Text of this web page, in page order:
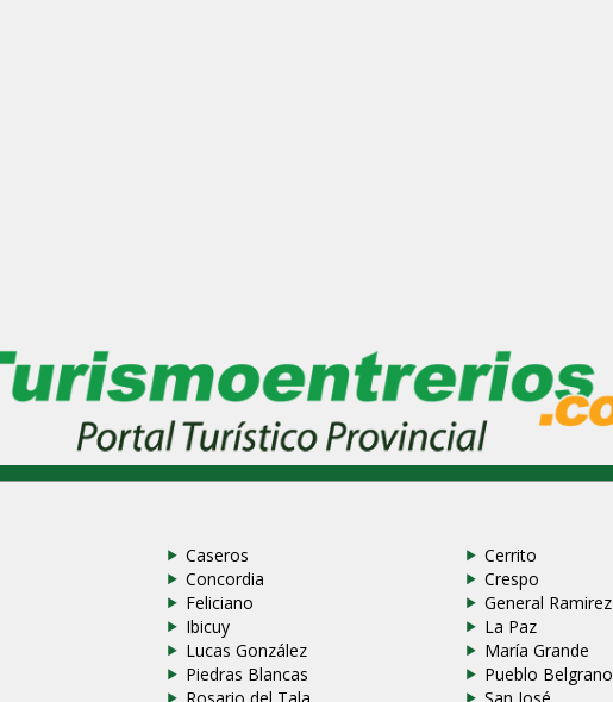
Caseros Cerrito
Concordia Crespo
Feliciano General Ramirez
Ibicuy La Paz
Lucas González María Grande
Piedras Blancas Pueblo Belgrano